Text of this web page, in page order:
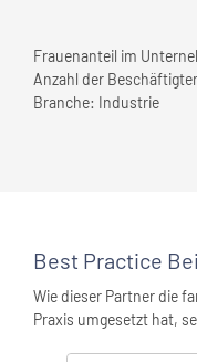
Frauenanteil im
Anzahl der
Branche: Industrie
Best Practice
Wie dieser Partner die
Praxis umgesetzt hat,